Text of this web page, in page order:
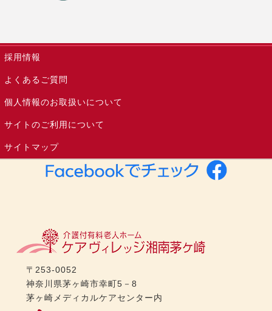
採用情報
よくあるご質問
個人情報のお取扱いについて
サイトのご利用について
サイトマップ
〒253-0052
神奈川県茅ヶ崎市幸町5－8
茅ヶ崎メディカルケアセンター内